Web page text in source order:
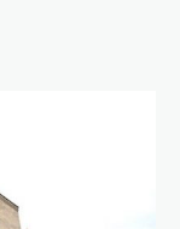
mbrojtje
kulmin e
dhe koha
vazhdojnë…
,